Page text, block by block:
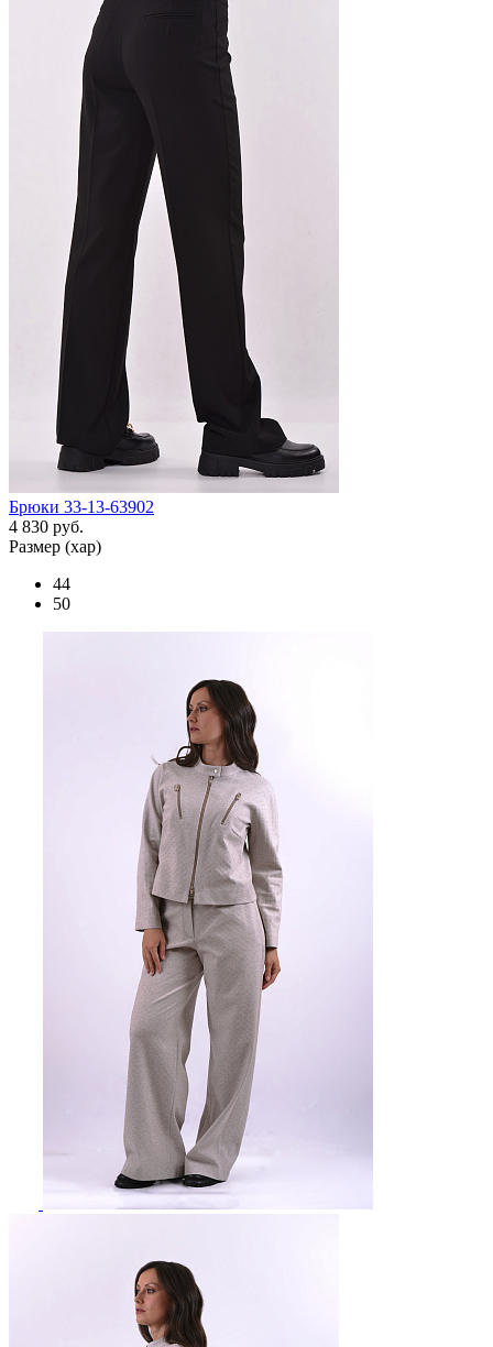
Брюки 33-13-63902
4 830 руб.
Размер (хар)
44
50